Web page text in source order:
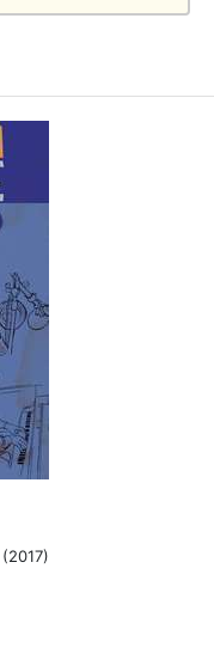
(2017)